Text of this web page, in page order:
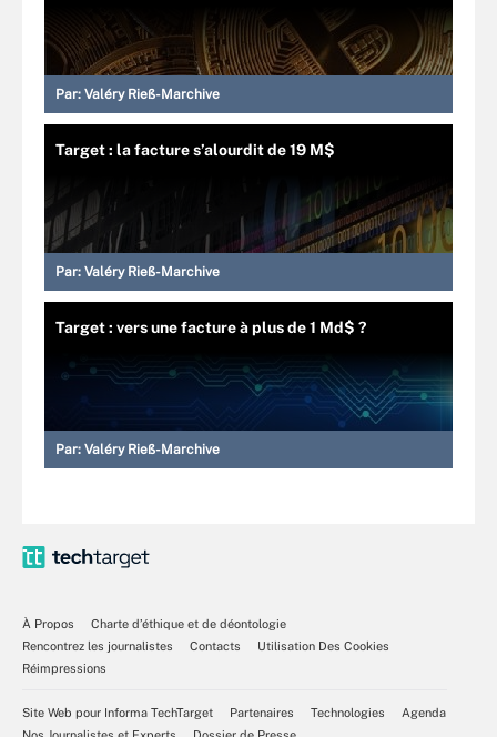
Par: Valéry Rieß-Marchive
Target : la facture s’alourdit de 19 M$
Par: Valéry Rieß-Marchive
Target : vers une facture à plus de 1 Md$ ?
Par: Valéry Rieß-Marchive
À Propos
Charte d’éthique et de déontologie
Rencontrez les journalistes
Contacts
Utilisation Des Cookies
Réimpressions
Site Web pour Informa TechTarget Partenaires Technologies
Agenda